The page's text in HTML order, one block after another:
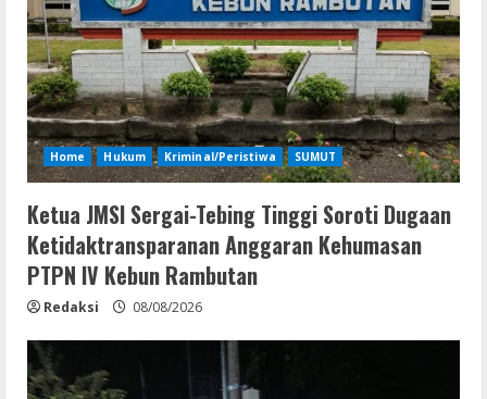
Home Hukum Kriminal/Peristiwa SUMUT
Ketua JMSI Sergai-Tebing Tinggi Soroti Dugaan
Ketidaktransparanan Anggaran Kehumasan
PTPN IV Kebun Rambutan
Redaksi 08/08/2026